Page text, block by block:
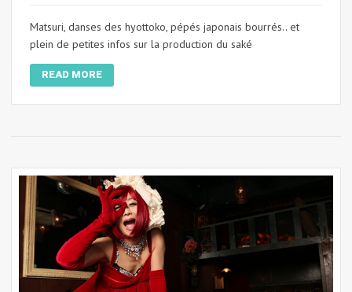
Matsuri, danses des hyottoko, pépés japonais bourrés.. et
plein de petites infos sur la production du saké
READ MORE